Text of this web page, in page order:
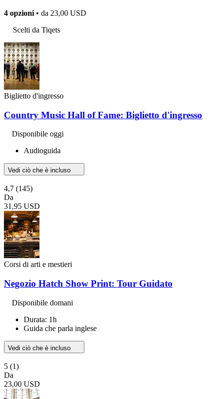
4 opzioni • da 23,00 USD
Scelti da Tiqets
Biglietto d'ingresso
Country Music Hall of Fame: Biglietto d'ingresso
Disponibile oggi
Audioguida
Vedi ciò che è incluso
4,7 (145)
Da
31,95 USD
Corsi di arti e mestieri
Negozio Hatch Show Print: Tour Guidato
Disponibile domani
Durata: 1h
Guida che parla inglese
Vedi ciò che è incluso
5 (1)
Da
23,00 USD